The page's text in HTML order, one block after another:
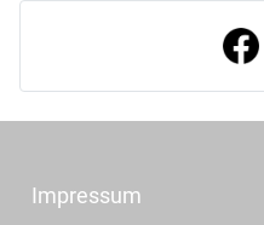
Impressum